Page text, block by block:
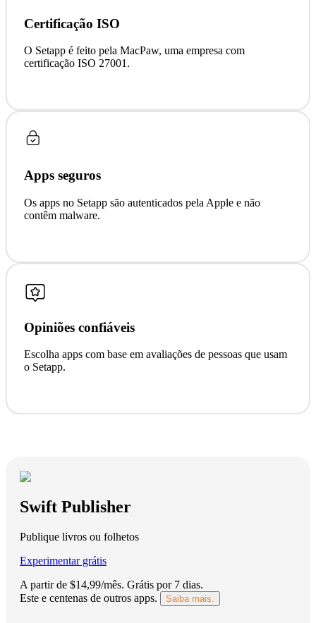
Certificação ISO
O Setapp é feito pela MacPaw, uma empresa com
certificação ISO 27001.
Apps seguros
Os apps no Setapp são autenticados pela Apple e não
contêm malware.
Opiniões confiáveis
Escolha apps com base em avaliações de pessoas que usam
o Setapp.
Swift Publisher
Publique livros ou folhetos
Experimentar grátis
A partir de $14,99/mês. Grátis por 7 dias.
Este e centenas de outros apps.
Saiba mais.